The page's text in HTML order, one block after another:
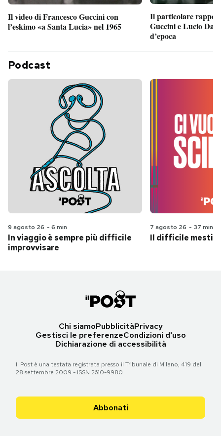
Il video di Francesco Guccini con
l’eskimo «a Santa Lucia» nel 1965
Il particolare
Guccini e Lucio
d’epoca
Podcast
9 agosto 26 - 6 min
In viaggio è sempre più difficile
improvvisare
7 agosto 26 - 37 min
Il difficile
Chi siamoPubblicitàPrivacy
Gestisci le preferenzeCondizioni d'uso
Dichiarazione di accessibilità
Il Post è una testata registrata presso il Tribunale di Milano, 419 del
28 settembre 2009 - ISSN 2610-9980
Abbonati